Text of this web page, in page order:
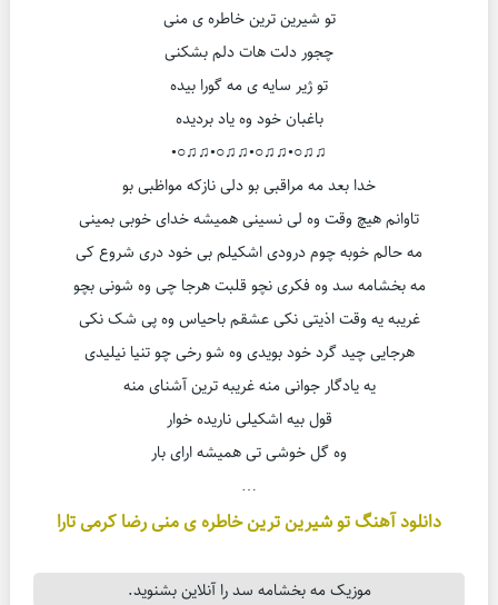
تو شیرین ترین خاطره ی منی
چجور دلت هات دلم بشکنی
تو ژیر سایه ی مه گورا بیده
باغبان خود وه یاد بردیده
♫♫○•♫♫○•♫♫○•♫♫○•
خدا بعد مه مراقبی بو دلی نازکه مواظبی بو
تاوانم هیچ وقت وه لی نسینی همیشه خدای خوبی بمینی
مه حالم خوبه چوم درودی اشکیلم بی خود دری شروع کی
مه بخشامه سد وه فکری نچو قلبت هرجا چی وه شونی بچو
غریبه یه وقت اذیتی نکی عشقم باحیاس وه پی شک نکی
هرجایی چید گرد خود بویدی وه شو رخی چو تنیا نیلیدی
یه یادگار جوانی منه غریبه ترین آشنای منه
قول بیه اشکیلی ناریده خوار
وه گل خوشی تی همیشه ارای بار
…
دانلود آهنگ تو شیرین ترین خاطره ی منی رضا کرمی تارا
موزیک مه بخشامه سد را آنلاین بشنوید.